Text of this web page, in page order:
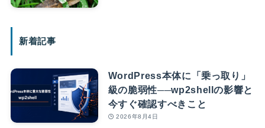
新着記事
WordPress本体に「乗っ取り」
級の脆弱性──wp2shellの影響と
今すぐ確認すべきこと
2026年8月4日